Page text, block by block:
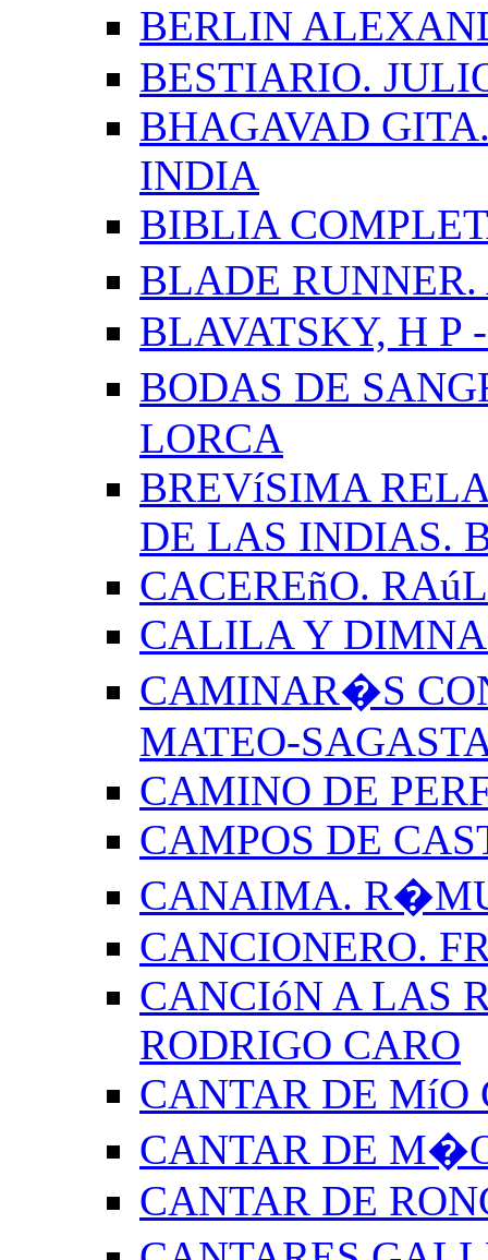
BERLIN
BESTIARIO.
BHAGAVAD
INDIA
BIBLIA
BLADE
BLAVATSKY, H P
BODAS DE
LORCA
BREVíSIMA
DE LAS INDIAS.
CACEREñO.
CALILA Y
CAMINAR�S
MATEO-
CAMINO DE
CAMPOS DE
CANAIMA.
CANCIONERO.
CANCIóN A LAS
RODRIGO CARO
CANTAR DE MíO
CANTAR DE
CANTAR DE